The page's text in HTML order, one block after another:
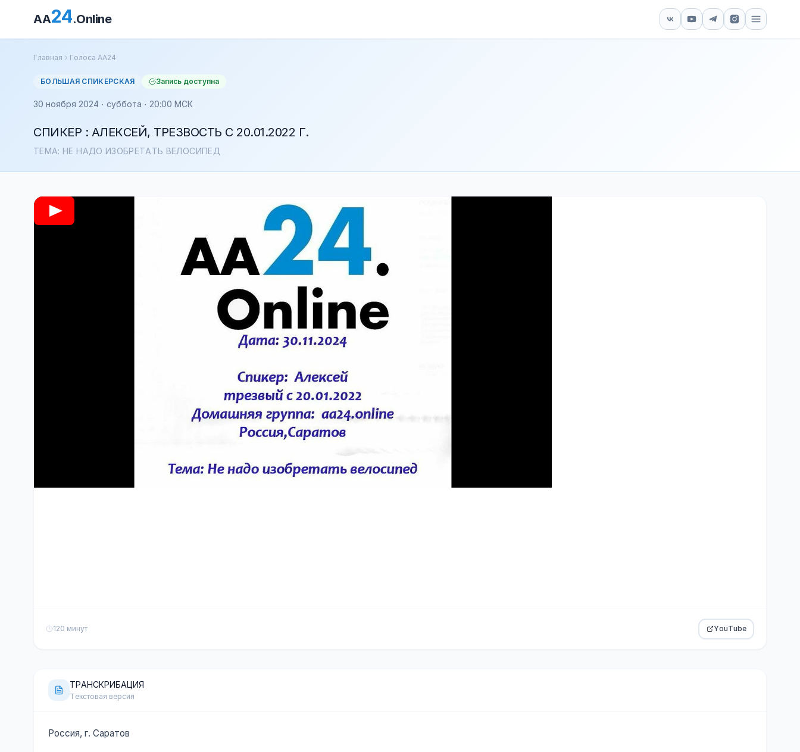
AA24.Online
Главная Голоса АА24
БОЛЬШАЯ СПИКЕРСКАЯ Запись доступна
30 ноября 2024 · суббота · 20:00 МСК
СПИКЕР : АЛЕКСЕЙ, ТРЕЗВОСТЬ С 20.01.2022 Г.
ТЕМА: НЕ НАДО ИЗОБРЕТАТЬ ВЕЛОСИПЕД
120 минут YouTube
ТРАНСКРИБАЦИЯ
Текстовая версия
Россия, г. Саратов